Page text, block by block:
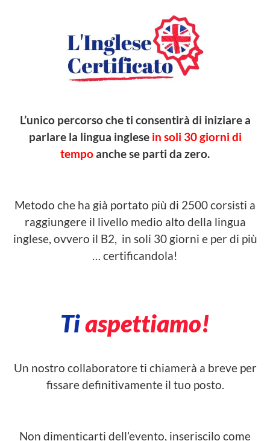
L’unico percorso che ti consentirà di iniziare a
parlare la lingua inglese in soli 30 giorni di
tempoanche se parti da zero.
Metodo che ha già portato più di 2500 corsisti a
raggiungere il livello medio alto della lingua
inglese, ovvero il B2, in soli 30 giorni e per di più
… certificandola!
Tiaspettiamo!
Un nostro collaboratore ti chiamerà a breve per
fissare definitivamente il tuo posto.
Non dimenticarti dell’evento, inseriscilo come